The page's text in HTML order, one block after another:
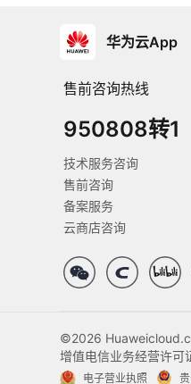
华为云App
售前咨询热线
950808转1
技术服务咨询
售前咨询
备案服务
云商店咨询
©2026
增值电信业务经营许
电子营业执照